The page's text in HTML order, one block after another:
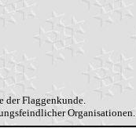
der Flaggenkunde.
Organisationen.